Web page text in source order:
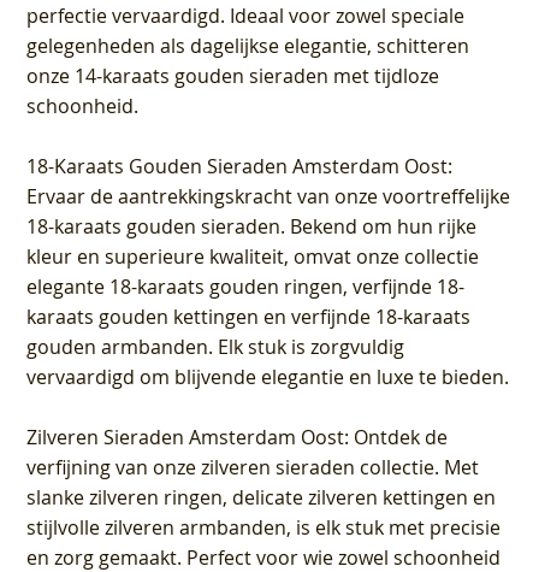
perfectie vervaardigd. Ideaal voor zowel speciale
gelegenheden als dagelijkse elegantie, schitteren
onze 14-karaats gouden sieraden met tijdloze
schoonheid.
18-Karaats Gouden Sieraden Amsterdam Oost:
Ervaar de aantrekkingskracht van onze voortreffelijke
18-karaats gouden sieraden. Bekend om hun rijke
kleur en superieure kwaliteit, omvat onze collectie
elegante 18-karaats gouden ringen, verfijnde 18-
karaats gouden kettingen en verfijnde 18-karaats
gouden armbanden. Elk stuk is zorgvuldig
vervaardigd om blijvende elegantie en luxe te bieden.
Zilveren Sieraden Amsterdam Oost: Ontdek de
verfijning van onze zilveren sieraden collectie. Met
slanke zilveren ringen, delicate zilveren kettingen en
stijlvolle zilveren armbanden, is elk stuk met precisie
en zorg gemaakt. Perfect voor wie zowel schoonheid